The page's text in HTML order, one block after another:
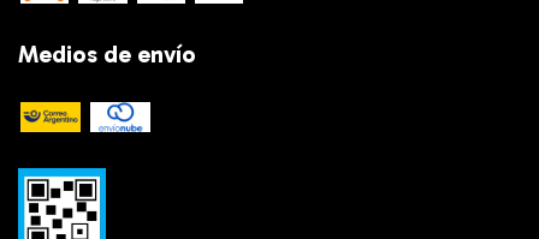
Medios de envío